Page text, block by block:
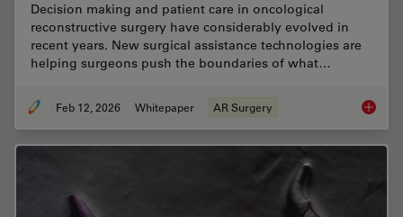
Decision making and patient care in oncological
reconstructive surgery have considerably evolved in
recent years. New surgical assistance technologies are
helping surgeons push the boundaries of what…
Feb 12, 2026 Whitepaper AR Surgery